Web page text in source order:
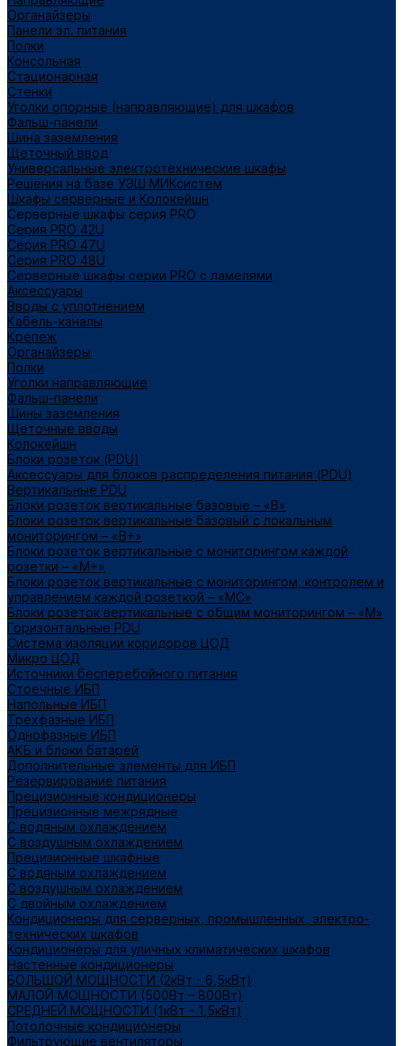
Органайзеры
Панели эл. питания
Полки
Консольная
Стационарная
Стенки
Уголки опорные (направляющие) для шкафов
Фальш-панели
Шина заземления
Щеточный ввод
Универсальные электротехнические шкафы
Решения на базе УЭШ МИКсистем
Шкафы серверные и Колокейшн
Серверные шкафы серия PRO
Серия PRO 42U
Серия PRO 47U
Серия PRO 48U
Серверные шкафы серии PRO с ламелями
Аксессуары
Вводы с уплотнением
Кабель-каналы
Крепеж
Органайзеры
Полки
Уголки направляющие
Фальш-панели
Шины заземления
Щеточные вводы
Колокейшн
Блоки розеток (PDU)
Аксессуары для блоков распределения питания (PDU)
Вертикальные PDU
Блоки розеток вертикальные базовые – «В»
Блоки розеток вертикальные базовый с локальным
мониторингом – «В+»
Блоки розеток вертикальные с мониторингом каждой
розетки – «М+»
Блоки розеток вертикальные с мониторингом, контролем и
управлением каждой розеткой – «МС»
Блоки розеток вертикальные с общим мониторингом – «М»
Горизонтальные PDU
Система изоляции коридоров ЦОД
Микро ЦОД
Источники бесперебойного питания
Стоечные ИБП
Напольные ИБП
Трёхфазные ИБП
Однофазные ИБП
АКБ и блоки батарей
Дополнительные элементы для ИБП
Резервирование питания
Прецизионные кондиционеры
Прецизионные межрядные
С водяным охлаждением
С воздушным охлаждением
Прецизионные шкафные
С водяным охлаждением
С воздушным охлаждением
С двойным охлаждением
Кондиционеры для серверных, промышленных, электро-
технических шкафов
Кондиционеры для уличных климатических шкафов
Настенные кондиционеры
БОЛЬШОЙ МОЩНОСТИ (2кВт - 6,5кВт)
МАЛОЙ МОЩНОСТИ (500Вт – 800Вт)
СРЕДНЕЙ МОЩНОСТИ (1кВт - 1,5кВт)
Потолочные кондиционеры
Фильтрующие вентиляторы